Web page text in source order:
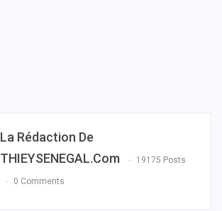
La Rédaction De
THIEYSENEGAL.com
19175 Posts
0 Comments